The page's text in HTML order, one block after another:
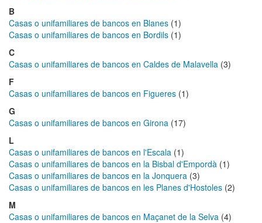
B
Casas o unifamiliares de bancos en Blanes (1)
Casas o unifamiliares de bancos en Bordils (1)
C
Casas o unifamiliares de bancos en Caldes de Malavella (3)
F
Casas o unifamiliares de bancos en Figueres (1)
G
Casas o unifamiliares de bancos en Girona (17)
L
Casas o unifamiliares de bancos en l'Escala (1)
Casas o unifamiliares de bancos en la Bisbal d'Empordà (1)
Casas o unifamiliares de bancos en la Jonquera (3)
Casas o unifamiliares de bancos en les Planes d'Hostoles (2)
M
Casas o unifamiliares de bancos en Maçanet de la Selva (4)